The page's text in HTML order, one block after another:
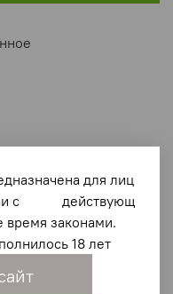
собранных в
для лиц
с действующ
время законами.
18 лет